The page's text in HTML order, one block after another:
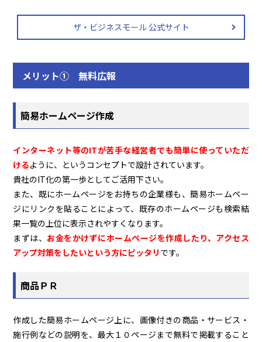
ザ・ビジネスモール 公式サイト
メリット① 無料広報
簡易ホームページ作成
インターネット等のITが苦手な経営者でも簡単に使っていただ
けるように、というコンセプトで設計されています。
貴社のIT化の第一歩としてご活用下さい。
また、既にホームページをお持ちの企業様も、簡易ホームペー
ジにリンクを貼ることによって、既存のホームページも検索結
果一覧の上位に表示されやすくなります。
まずは、 お金をかけずにホームページを作成したり、アクセス
アップ対策をしたいという方にピッタリ です。
商品ＰＲ
作成した簡易ホームページ上に、画像付きの商品・サービス・
施行例などの説明を、最大１０ページまで無料で掲載すること